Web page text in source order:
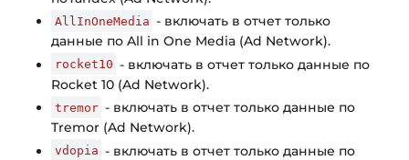
AllInOneMedia - включать в отчет только
данные по All in One Media (Ad Network).
rocket10 - включать в отчет только данные по
Rocket 10 (Ad Network).
tremor - включать в отчет только данные по
Tremor (Ad Network).
vdopia - включать в отчет только данные по